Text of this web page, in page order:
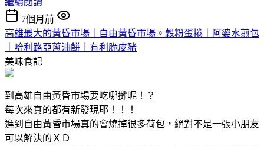
7個月前
高雄最大的黃昏市場｜自由黃昏市場。穀粉蛋捲｜阿婆水煎包
｜哈利路亞蔥油餅｜有利脆皮豬
美味食記
到高雄自由黃昏市場要吃哪攤呢！？
每次來真的都有新發現耶！！！
進到自由黃昏市場真的會燒掉很多荷包，絕對不是一張小朋友
可以解決的ＸＤ